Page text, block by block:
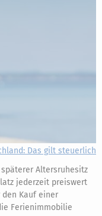
Das gilt steuerlich
Altersruhesitz
jederzeit preiswert
den Kauf einer
Ferienimmobilie